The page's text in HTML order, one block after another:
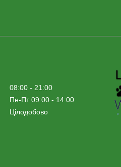
08:00 - 21:00
Пн-Пт 09:00 - 14:00
Цілодобово